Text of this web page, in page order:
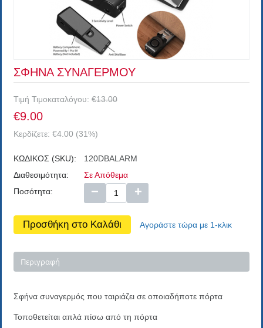
ΣΦΗΝΑ ΣΥΝΑΓΕΡΜΟΥ
Τιμή Τιμοκαταλόγου: €13.00
€9.00
Κερδίζετε: €4.00 (31%)
ΚΩΔΙΚΟΣ (SKU):
120DBALARM
Διαθεσιμότητα:
Σε Απόθεμα
Ποσότητα:
+
−
Προσθήκη στο Καλάθι Αγοράστε τώρα με 1-κλικ
Περιγραφή
Σφήνα συναγερμός που ταιριάζει σε οποιαδήποτε πόρτα
Τοποθετείται απλά πίσω από τη πόρτα